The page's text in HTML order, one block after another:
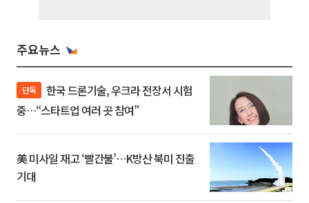
주요뉴스
단독
중…“스타트업 여러 곳 참여”
美 미사일 재고 ‘빨간불’…K방산 북미 진출
기대